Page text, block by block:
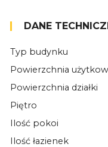
DANE
Typ budynku
Powierzchnia
Powierzchnia działki
Piętro
Ilość pokoi
Ilość łazienek